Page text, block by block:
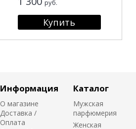
руб.
Информация
О магазине
Доставка /
Оплата
Каталог
Мужская
парфюмерия
Женская